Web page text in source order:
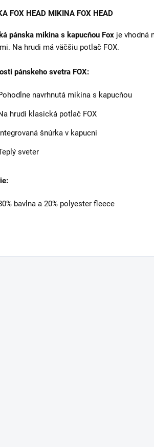
FOX HEAD MIKINA FOX HEAD
pánska mikina s kapucňou Fox je vhodná
Na hrudi má väčšiu potlač FOX.
pánskeho svetra FOX:
navrhnutá mikina s kapucňou
hrudi klasická potlač FOX
šnúrka v kapucni
sveter
bavlna a 20% polyester fleece